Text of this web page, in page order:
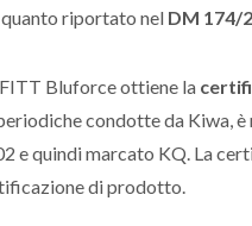
riportato nel DM 174/
Bluforce ottiene la
condotte da Kiwa,
e quindi marcato KQ. La
di prodotto.